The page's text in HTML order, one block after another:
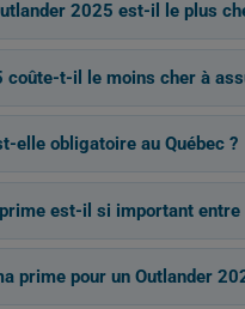
2025 est-il le plus
coûte-t-il le moins cher à
elle obligatoire au Québec ?
est-il si important
prime pour un Outlander